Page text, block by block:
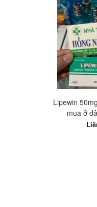
Lipewin
mua ở